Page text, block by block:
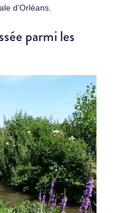
d’Orléans.
parmi les